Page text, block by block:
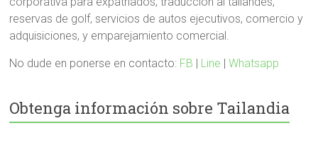
reservas de golf, servicios de autos ejecutivos, comercio y
adquisiciones, y emparejamiento comercial.
No dude en ponerse en contacto: FB | Line |Whatsapp
Obtenga información sobre Tailandia